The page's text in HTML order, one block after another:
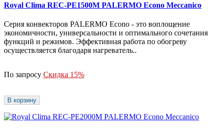
Royal Clima REC-PE1500M PALERMO Econo Meccanico
Серия конвекторов PALERMO Econo - это воплощение
экономичности, универсальности и оптимального сочетания
функций и режимов. Эффективная работа по обогреву
осуществляется благодаря нагреватель..
По запросу Скидка 15%
В корзину